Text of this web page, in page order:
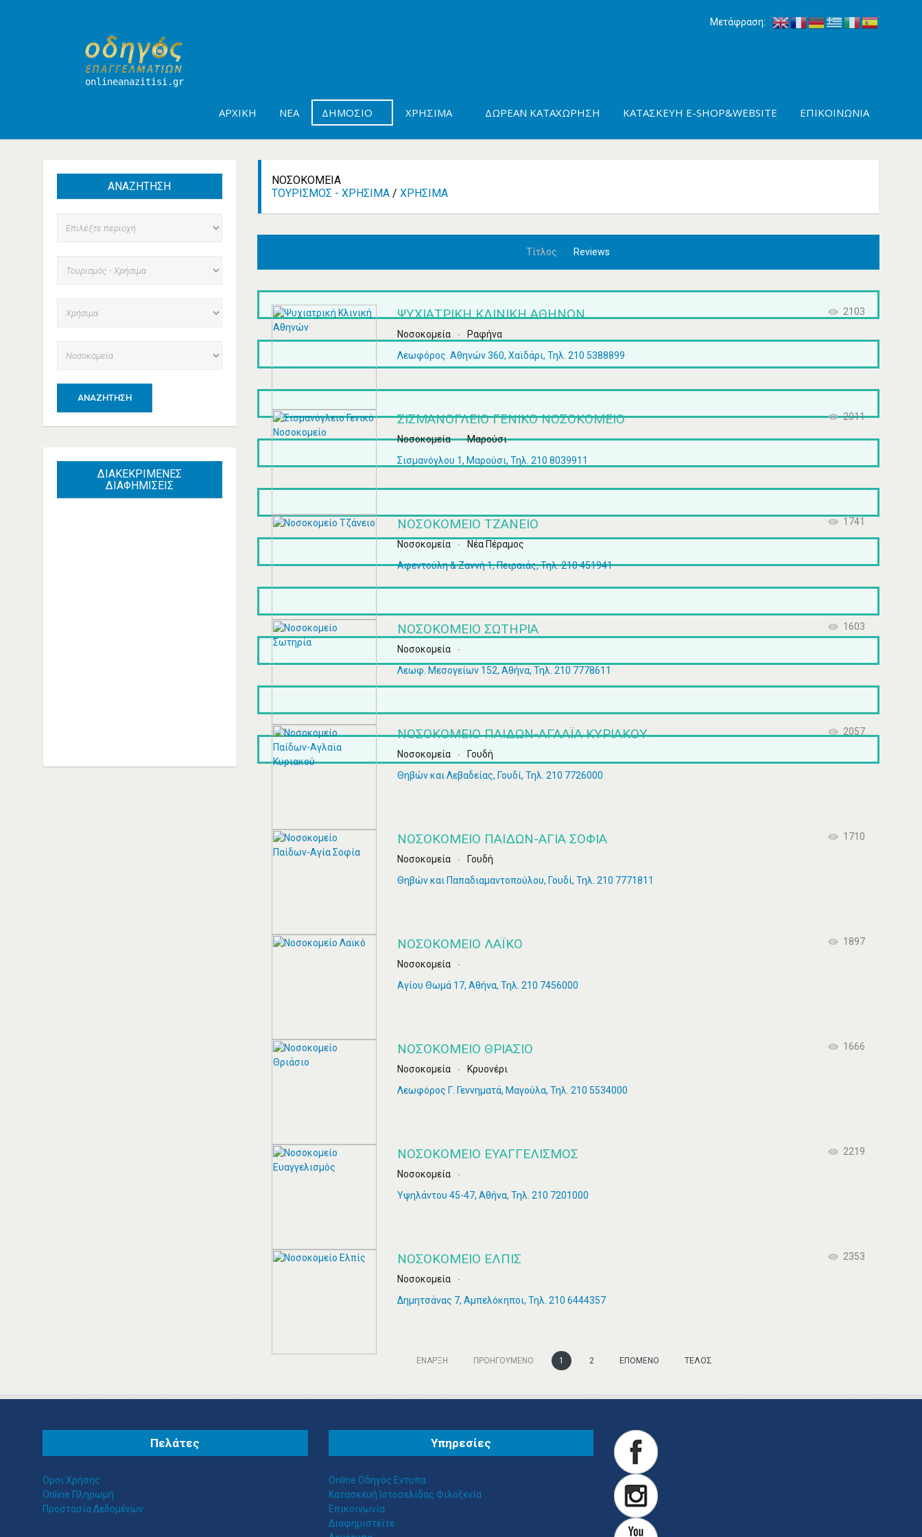
Μετάφραση:
onlineanazitisi.gr
ΑΡΧΙΚΉ ΝΈΑ ΔΗΜΌΣΙΟ ΧΡΉΣΙΜΑ ΔΩΡΕΆΝ ΚΑΤΑΧΏΡΗΣΗ ΚΑΤΑΣΚΕΥΉ E-SHOP&WEBSITE ΕΠΙΚΟΙΝΩΝΊΑ
ΝΟΣΟΚΟΜΕΊΑ
ΤΟΥΡΙΣΜΌΣ - ΧΡΉΣΙΜΑ/ ΧΡΉΣΙΜΑ
Τίτλος Reviews
ΨΥΧΙΑΤΡΙΚΉ ΚΛΙΝΙΚΉ ΑΘΗΝΏΝ
Νοσοκομεία
Ραφήνα
Λεωφόρος. Αθηνών 360, Χαϊδάρι, Τηλ. 210 5388899
2103
ΣΙΣΜΑΝΌΓΛΕΙΟ ΓΕΝΙΚΌ ΝΟΣΟΚΟΜΕΊΟ
Νοσοκομεία
Μαρούσι
Σισμανόγλου 1, Μαρούσι, Τηλ. 210 8039911
2011
ΝΟΣΟΚΟΜΕΊΟ ΤΖΆΝΕΙΟ
Νοσοκομεία
Νέα Πέραμος
Αφεντούλη & Ζαννή 1, Πειραιάς, Τηλ. 210 451941
1741
ΝΟΣΟΚΟΜΕΊΟ ΣΩΤΗΡΊΑ
Νοσοκομεία
Λεωφ. Μεσογείων 152, Αθήνα, Τηλ. 210 7778611
1603
ΝΟΣΟΚΟΜΕΊΟ ΠΑΊΔΩΝ-ΑΓΛΑΪΑ ΚΥΡΙΑΚΟΎ
Νοσοκομεία
Γουδή
Θηβών και Λεβαδείας, Γουδί, Τηλ. 210 7726000
2057
ΝΟΣΟΚΟΜΕΊΟ ΠΑΊΔΩΝ-ΑΓΊΑ ΣΟΦΊΑ
Νοσοκομεία
Γουδή
Θηβών και Παπαδιαμαντοπούλου, Γουδί, Τηλ. 210 7771811
1710
ΝΟΣΟΚΟΜΕΊΟ ΛΑΪΚΌ
Νοσοκομεία
Αγίου Θωμά 17, Αθήνα, Τηλ. 210 7456000
1897
ΝΟΣΟΚΟΜΕΊΟ ΘΡΙΆΣΙΟ
Νοσοκομεία
Κρυονέρι
Λεωφόρος Γ. Γεννηματά, Μαγούλα, Τηλ. 210 5534000
1666
ΝΟΣΟΚΟΜΕΊΟ ΕΥΑΓΓΕΛΙΣΜΌΣ
Νοσοκομεία
Υψηλάντου 45-47, Αθήνα, Τηλ. 210 7201000
2219
ΝΟΣΟΚΟΜΕΊΟ ΕΛΠΊΣ
Νοσοκομεία
Δημητσάνας 7, Αμπελόκηποι, Τηλ. 210 6444357
2353
ΈΝΑΡΞΗ ΠΡΟΗΓΟΎΜΕΝΟ 1 2 ΕΠΌΜΕΝΟ ΤΈΛΟΣ
ΑΝΑΖΗΤΗΣΗ
ΑΝΑΖΉΤΗΣΗ
ΔΙΑΚΕΚΡΙΜΕΝΕΣ
ΔΙΑΦΗΜΙΣΕΙΣ
Λογιστικά Φοροτεχνικά Γραφεία
ΠΕΡΙΣΣΟΤΕΡΑ
Πελάτες
Οροι Χρήσης
Online Πληρωμή
Προστασία Δεδομένων
Υπηρεσίες
Online Οδηγός Εντυπα
Κατασκευή Ιστοσελίδας Φιλοξενία
Επικοινωνία
Διαφημιστείτε